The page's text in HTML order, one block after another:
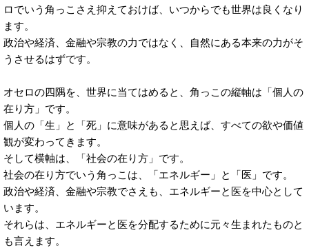
ロでいう角っこさえ抑えておけば、いつからでも世界は良くなり
ます。
政治や経済、金融や宗教の力ではなく、自然にある本来の力がそ
うさせるはずです。
オセロの四隅を、世界に当てはめると、角っこの縦軸は「個人の
在り方」です。
個人の「生」と「死」に意味があると思えば、すべての欲や価値
観が変わってきます。
そして横軸は、「社会の在り方」です。
社会の在り方でいう角っこは、「エネルギー」と「医」です。
政治や経済、金融や宗教でさえも、エネルギーと医を中心として
います。
それらは、エネルギーと医を分配するために元々生まれたものと
も言えます。